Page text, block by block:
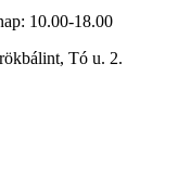
10.00-18.00
Tó u. 2.